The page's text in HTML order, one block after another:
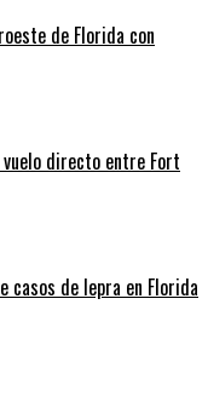
de Florida con
directo entre Fort
casos de lepra en Florida